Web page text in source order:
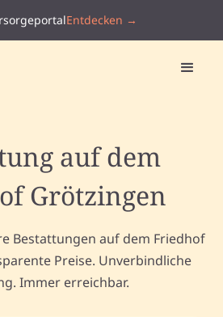
Entdecken →
auf dem
Grötzingen
Bestattungen auf dem Friedhof
Preise. Unverbindliche
Immer erreichbar.